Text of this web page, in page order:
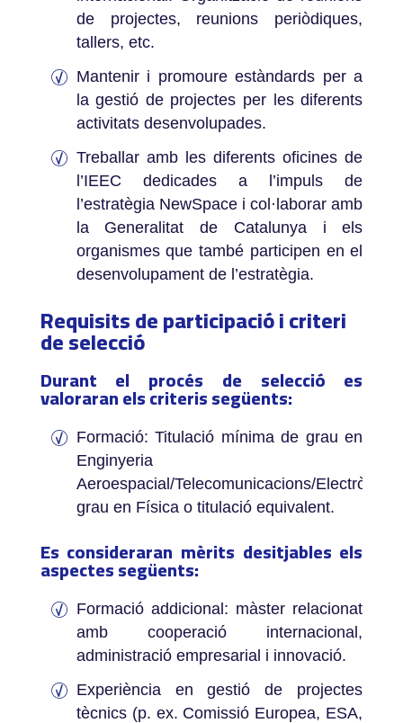
de projectes, reunions periòdiques,
tallers, etc.
Mantenir i promoure estàndards per a
la gestió de projectes per les diferents
activitats desenvolupades.
Treballar amb les diferents oficines de
l’IEEC dedicades a l’impuls de
l’estratègia NewSpace i col·laborar amb
la Generalitat de Catalunya i els
organismes que també participen en el
desenvolupament de l’estratègia.
Requisits de participació i criteri
de selecció
Durant el procés de selecció es
valoraran els criteris següents:
Formació: ­Titulació mínima de grau en
Enginyeria
Aeroespacial/Telecomunicacions/
grau en Física o titulació equivalent.
Es consideraran mèrits desitjables els
aspectes següents:
Formació addicional: màster relacionat
amb cooperació internacional,
administració empresarial i innovació.
Experiència en gestió de projectes
tècnics (p. ex. Comissió Europea, ESA,